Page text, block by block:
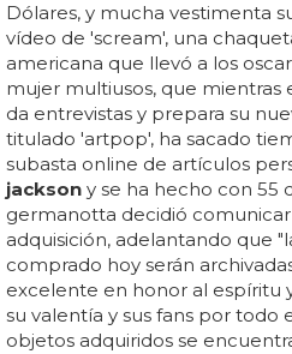
Dólares, y mucha vestimenta
vídeo de 'scream', una
americana que llevó a los
mujer multiusos, que mientras
da entrevistas y prepara su
titulado 'artpop', ha sacado
subasta online de artículos
jackson y se ha hecho con 55
germanotta decidió comunicar
adquisición, adelantando que
comprado hoy serán
excelente en honor al espíritu
su valentía y sus fans por todo
objetos adquiridos se